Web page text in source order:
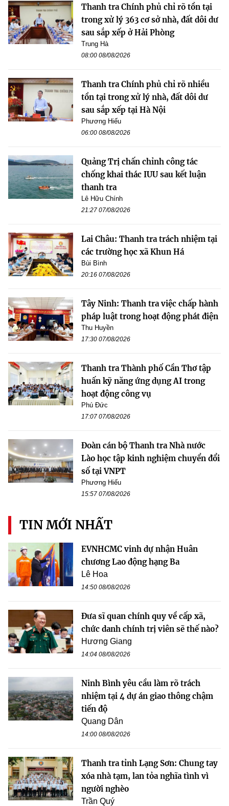
Thanh tra Chính phủ chỉ rõ tồn tại
trong xử lý 363 cơ sở nhà, đất dôi dư
sau sắp xếp ở Hải Phòng
Trung Hà
08:00 08/08/2026
Thanh tra Chính phủ chỉ rõ nhiều
tồn tại trong xử lý nhà, đất dôi dư
sau sắp xếp tại Hà Nội
Phương Hiếu
06:00 08/08/2026
Quảng Trị chấn chỉnh công tác
chống khai thác IUU sau kết luận
thanh tra
Lê Hữu Chính
21:27 07/08/2026
Lai Châu: Thanh tra trách nhiệm tại
các trường học xã Khun Há
Bùi Bình
20:16 07/08/2026
Tây Ninh: Thanh tra việc chấp hành
pháp luật trong hoạt động phát điện
Thu Huyền
17:30 07/08/2026
Thanh tra Thành phố Cần Thơ tập
huấn kỹ năng ứng dụng AI trong
hoạt động công vụ
Phú Đức
17:07 07/08/2026
Đoàn cán bộ Thanh tra Nhà nước
Lào học tập kinh nghiệm chuyển đổi
số tại VNPT
Phương Hiếu
15:57 07/08/2026
TIN MỚI NHẤT
EVNHCMC vinh dự nhận Huân
chương Lao động hạng Ba
Lê Hoa
14:50 08/08/2026
Đưa sĩ quan chính quy về cấp xã,
chức danh chính trị viên sẽ thế nào?
Hương Giang
14:04 08/08/2026
Ninh Bình yêu cầu làm rõ trách
nhiệm tại 4 dự án giao thông chậm
tiến độ
Quang Dân
14:00 08/08/2026
Thanh tra tỉnh Lạng Sơn: Chung tay
xóa nhà tạm, lan tỏa nghĩa tình vì
người nghèo
Trần Quý